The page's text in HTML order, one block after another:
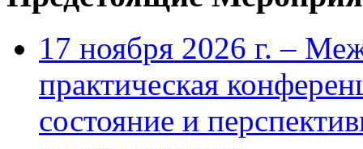
17 ноября 2026 г. –
практическая
состояние и